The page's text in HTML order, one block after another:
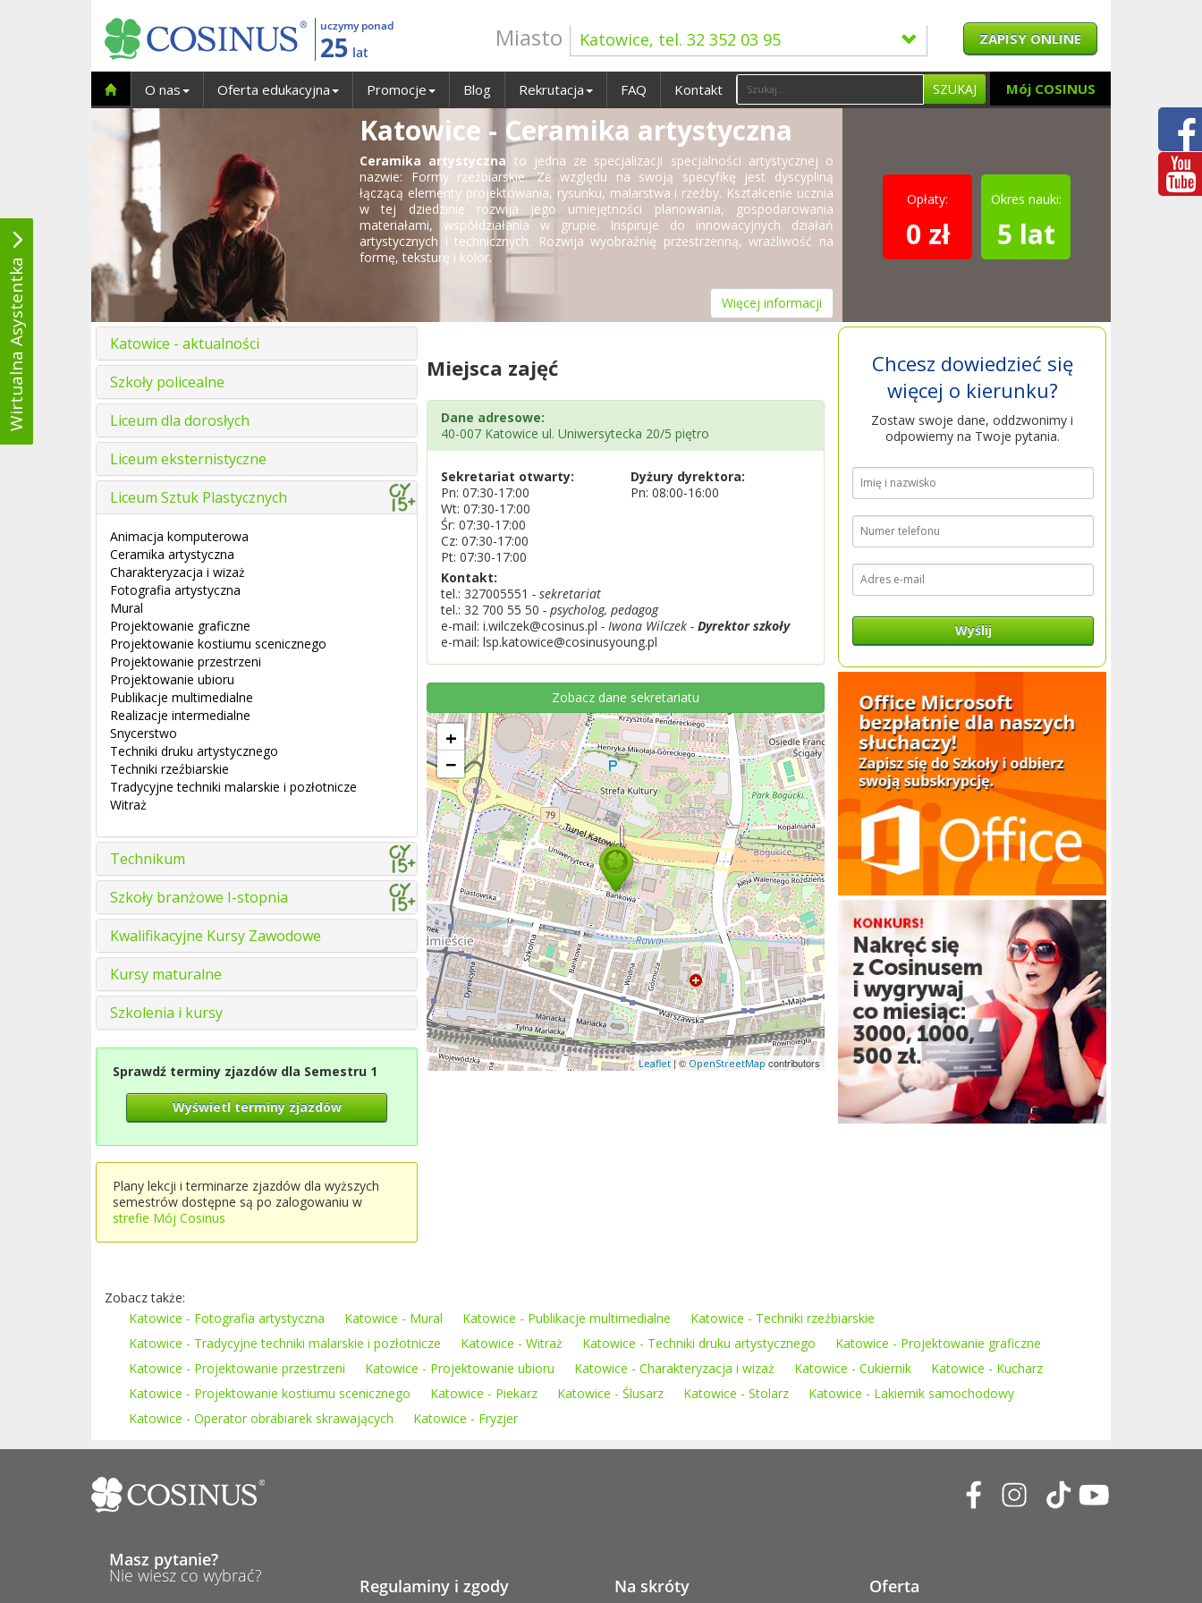
uczymy ponad
25 lat
Miasto Katowice, tel. 32 352 03 95 ZAPISY ONLINE
Mój COSINUS
O nas Oferta edukacyjna Promocje Blog Rekrutacja FAQ Kontakt SZUKAJ
Katowice - Ceramika artystyczna
Ceramika artystyczna to jedna ze specjalizacji specjalności artystycznej o
nazwie: Formy rzeźbiarskie. Ze względu na swoją specyfikę jest dyscypliną
łączącą elementy projektowania, rysunku, malarstwa i rzeźby. Kształcenie ucznia
w tej dziedzinie rozwija jego umiejętności planowania, gospodarowania
materiałami, współdziałania w grupie. Inspiruje do innowacyjnych działań
artystycznych i technicznych. Rozwija wyobraźnię przestrzenną, wrażliwość na
formę, teksturę i kolor.
Więcej informacji
Opłaty:
0 zł
Okres nauki:
5 lat
Katowice - aktualności
Szkoły policealne
Liceum dla dorosłych
Liceum eksternistyczne
Liceum Sztuk Plastycznych
Animacja komputerowa
Ceramika artystyczna
Charakteryzacja i wizaż
Fotografia artystyczna
Mural
Projektowanie graficzne
Projektowanie kostiumu scenicznego
Projektowanie przestrzeni
Projektowanie ubioru
Publikacje multimedialne
Realizacje intermedialne
Snycerstwo
Techniki druku artystycznego
Techniki rzeźbiarskie
Tradycyjne techniki malarskie i pozłotnicze
Witraż
Technikum
Szkoły branżowe I-stopnia
Kwalifikacyjne Kursy Zawodowe
Kursy maturalne
Szkolenia i kursy
Sprawdź terminy zjazdów dla Semestru 1
Wyświetl terminy zjazdów
Plany lekcji i terminarze zjazdów dla wyższych
semestrów dostępne są po zalogowaniu w
strefie Mój Cosinus
Miejsca zajęć
Dane adresowe:
40-007 Katowice ul. Uniwersytecka 20/5 piętro
Sekretariat otwarty:
Pn: 07:30-17:00
Wt: 07:30-17:00
Śr: 07:30-17:00
Cz: 07:30-17:00
Pt: 07:30-17:00
Dyżury dyrektora:
Pn: 08:00-16:00
Kontakt:
tel.: 327005551 - sekretariat
tel.: 32 700 55 50 - psycholog, pedagog
e-mail: i.wilczek@cosinus.pl - Iwona Wilczek - Dyrektor szkoły
e-mail: lsp.katowice@cosinusyoung.pl
Zobacz dane sekretariatu
+
−
Leaflet| © OpenStreetMap contributors
Chcesz dowiedzieć się
więcej o kierunku?
Zostaw swoje dane, oddzwonimy i
odpowiemy na Twoje pytania.
Wyślij
Zobacz także:
Katowice - Fotografia artystyczna
Katowice - Mural Katowice - Publikacje multimedialne
Katowice - Techniki rzeźbiarskie
Katowice - Tradycyjne techniki malarskie i pozłotnicze
Katowice - Witraż Katowice - Techniki druku artystycznego
Katowice - Projektowanie graficzne
Katowice - Projektowanie przestrzeni
Katowice - Projektowanie ubioru Katowice - Charakteryzacja i wizaż Katowice - Cukiernik
Katowice - Kucharz
Katowice - Projektowanie kostiumu scenicznego
Katowice - Piekarz Katowice - Ślusarz Katowice - Stolarz
Katowice - Lakiernik samochodowy
Katowice - Operator obrabiarek skrawających
Katowice - Fryzjer
Masz pytanie?
Nie wiesz co wybrać? Regulaminy i zgody Na skróty Oferta
Wirtualna Asystentka